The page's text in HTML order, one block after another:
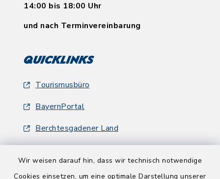
Wir weisen darauf hin, dass wir technisch notwendige
Cookies einsetzen, um eine optimale Darstellung unserer
14:00 bis 18:00 Uhr
und nach Terminvereinbarung
Quicklinks
Tourismusbüro
BayernPortal
Berchtesgadener Land